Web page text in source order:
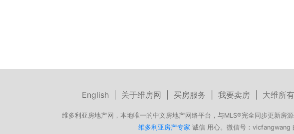
English| 关于维房网 买房服务 我要卖房| 大维所
维多利亚房地产网，本地唯一的中文房地产网络平台，与MLS®完全同步更新房
维多利亚房产专家 诚信 用心。微信号：